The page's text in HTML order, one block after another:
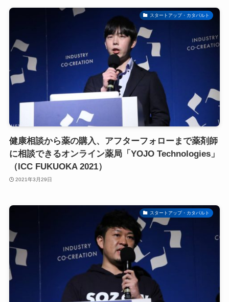
スタートアップ・カタパルト
健康相談から薬の購入、アフターフォローまで薬剤師
に相談できるオンライン薬局「YOJO Technologies」
（ICC FUKUOKA 2021）
2021年3月29日
スタートアップ・カタパルト